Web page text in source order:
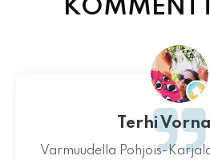
Jaakko
Maukas ruoka
aineista.Jälkiruoka